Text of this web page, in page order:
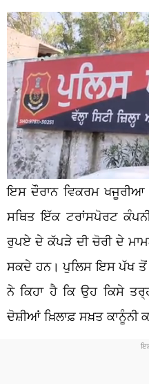
ਇਸ ਦੌਰਾਨ ਵਿਕਰਮ ਖਜੂਰੀਆ
ਸਥਿਤ ਇੱਕ ਟਰਾਂਸਪੋਰਟ
ਰੁਪਏ ਦੇ ਕੱਪੜੇ ਦੀ ਚੋਰੀ ਦੇ
ਸਕਦੇ ਹਨ। ਪੁਲਿਸ ਇਸ ਪੱਖ ਤੋਂ
ਨੇ ਕਿਹਾ ਹੈ ਕਿ ਉਹ ਕਿਸੇ
ਦੋਸ਼ੀਆਂ ਖ਼ਿਲਾਫ਼ ਸਖ਼ਤ ਕਾਨੂੰਨੀ